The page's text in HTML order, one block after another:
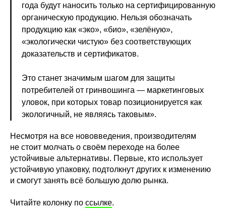
года будут наносить только на сертифицированную
органическую продукцию. Нельзя обозначать
продукцию как «эко», «био», «зелёную»,
«экологически чистую» без соответствующих
доказательств и сертификатов.
Это станет значимым шагом для защиты
потребителей от гринвошинга — маркетинговых
уловок, при которых товар позиционируется как
экологичный, не являясь таковым».
Несмотря на все нововведения, производителям
не стоит молчать о своём переходе на более
устойчивые альтернативы. Первые, кто использует
устойчивую упаковку, подтолкнут других к изменению
и смогут занять всё большую долю рынка.
Читайте колонку по ссылке.